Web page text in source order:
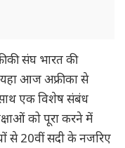
संघ भारत की
यहा आज अफ्रीका से
एक विशेष संबंध
को पूरा करने में
से 20वीं सदी के नजरिए